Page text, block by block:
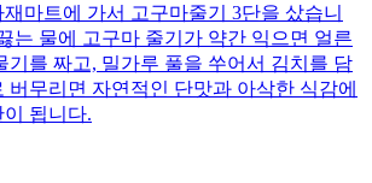
마트에 가서 고구마줄기 3단을 샀습니
는 물에 고구마 줄기가 약간 익으면 얼른
기를 짜고, 밀가루 풀을 쑤어서 김치를 담
버무리면 자연적인 단맛과 아삭한 식감에
됩니다.